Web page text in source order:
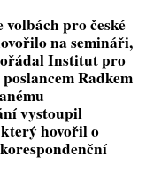
pro české
na semináři,
Institut pro
Radkem
vystoupil
hovořil o